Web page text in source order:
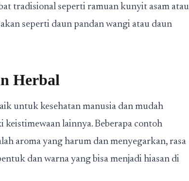
tradisional seperti ramuan kunyit asam atau
seperti daun pandan wangi atau daun
Herbal
untuk kesehatan manusia dan mudah
lainnya. Beberapa contoh
aroma yang harum dan menyegarkan, rasa
dan warna yang bisa menjadi hiasan di